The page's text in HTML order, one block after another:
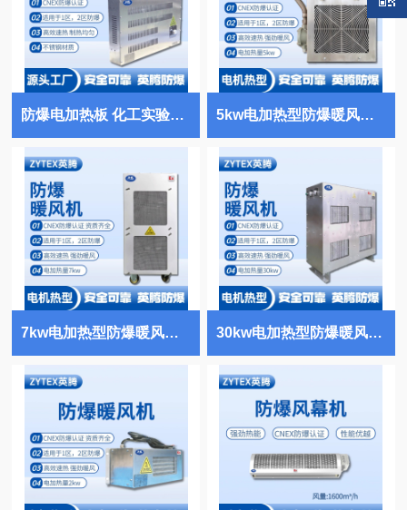
防爆电加热板 化工实验室使用 5kw电加热型防爆暖风机 油漆仓库使用
7kw电加热型防爆暖风机 焦化厂使用 30kw电加热型防爆暖风机 油漆房使用